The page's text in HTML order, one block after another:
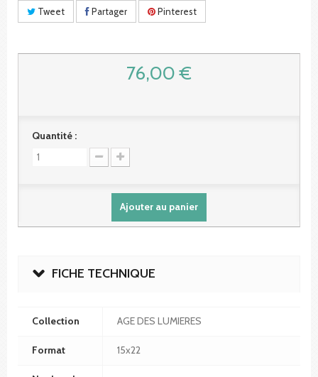
Tweet Partager Pinterest
76,00 €
Quantité :
Ajouter au panier
FICHE TECHNIQUE
Collection AGE DES LUMIERES
Format 15x22